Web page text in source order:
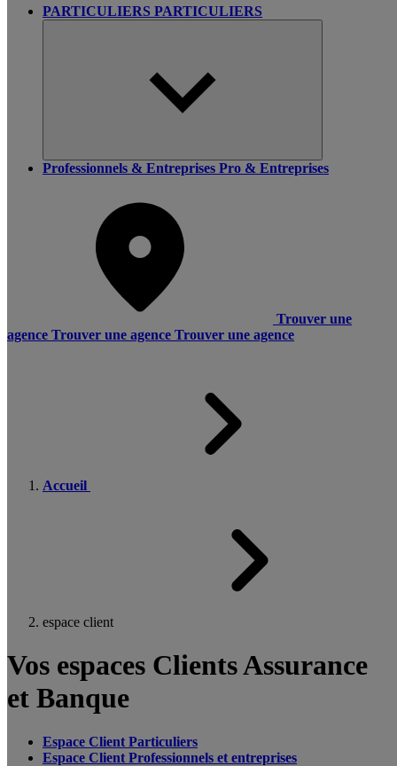
PARTICULIERS PARTICULIERS
Professionnels & Entreprises Pro & Entreprises
Trouver une
agence Trouver une agence Trouver une agence
Accueil
espace client
Vos espaces Clients Assurance
et Banque
Espace Client Particuliers
Espace Client Professionnels et entreprises